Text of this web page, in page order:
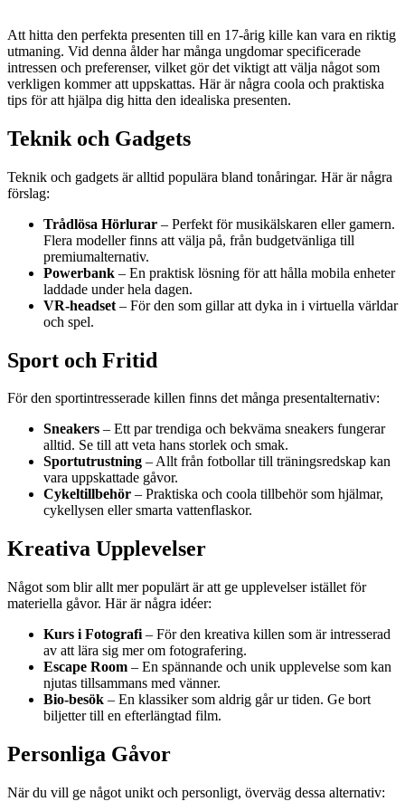
Att hitta den perfekta presenten till en 17-årig kille kan vara en riktig
utmaning. Vid denna ålder har många ungdomar specificerade
intressen och preferenser, vilket gör det viktigt att välja något som
verkligen kommer att uppskattas. Här är några coola och praktiska
tips för att hjälpa dig hitta den idealiska presenten.
Teknik och Gadgets
Teknik och gadgets är alltid populära bland tonåringar. Här är några
förslag:
Trådlösa Hörlurar – Perfekt för musikälskaren eller gamern.
Flera modeller finns att välja på, från budgetvänliga till
premiumalternativ.
Powerbank – En praktisk lösning för att hålla mobila enheter
laddade under hela dagen.
VR-headset – För den som gillar att dyka in i virtuella världar
och spel.
Sport och Fritid
För den sportintresserade killen finns det många presentalternativ:
Sneakers – Ett par trendiga och bekväma sneakers fungerar
alltid. Se till att veta hans storlek och smak.
Sportutrustning – Allt från fotbollar till träningsredskap kan
vara uppskattade gåvor.
Cykeltillbehör – Praktiska och coola tillbehör som hjälmar,
cykellysen eller smarta vattenflaskor.
Kreativa Upplevelser
Något som blir allt mer populärt är att ge upplevelser istället för
materiella gåvor. Här är några idéer:
Kurs i Fotografi – För den kreativa killen som är intresserad
av att lära sig mer om fotografering.
Escape Room – En spännande och unik upplevelse som kan
njutas tillsammans med vänner.
Bio-besök – En klassiker som aldrig går ur tiden. Ge bort
biljetter till en efterlängtad film.
Personliga Gåvor
När du vill ge något unikt och personligt, överväg dessa alternativ: